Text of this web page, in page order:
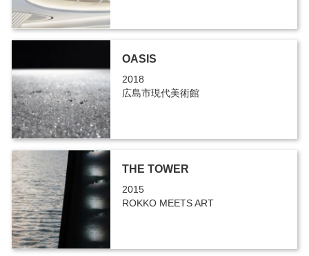
OASIS
2018
広島市現代美術館
THE TOWER
2015
ROKKO MEETS ART